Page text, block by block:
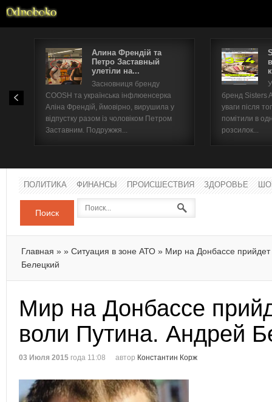
Алина Френдій та
Петро Заставный
улетіли на...
Засновниця бренду
COOSH та українська інфлюенсерка
Аліна Френдій, ймовірно, вирушила у
відпустку разом із чоловіком Петром
Заставним. Подружжя...
бренд Sisters
уваги після
помітили в
розсилок...
ПОЛИТИКА ФИНАНСЫ ПРОИСШЕСТВИЯ ЗДОРОВЬЕ
Поиск
Главная » » Ситуация в зоне АТО » Мир на Донбассе
Белецкий
Мир на Донбассе
воли Путина. Андрей
03 Июля 2015 года 11:08 автор Константин Корж
Имя